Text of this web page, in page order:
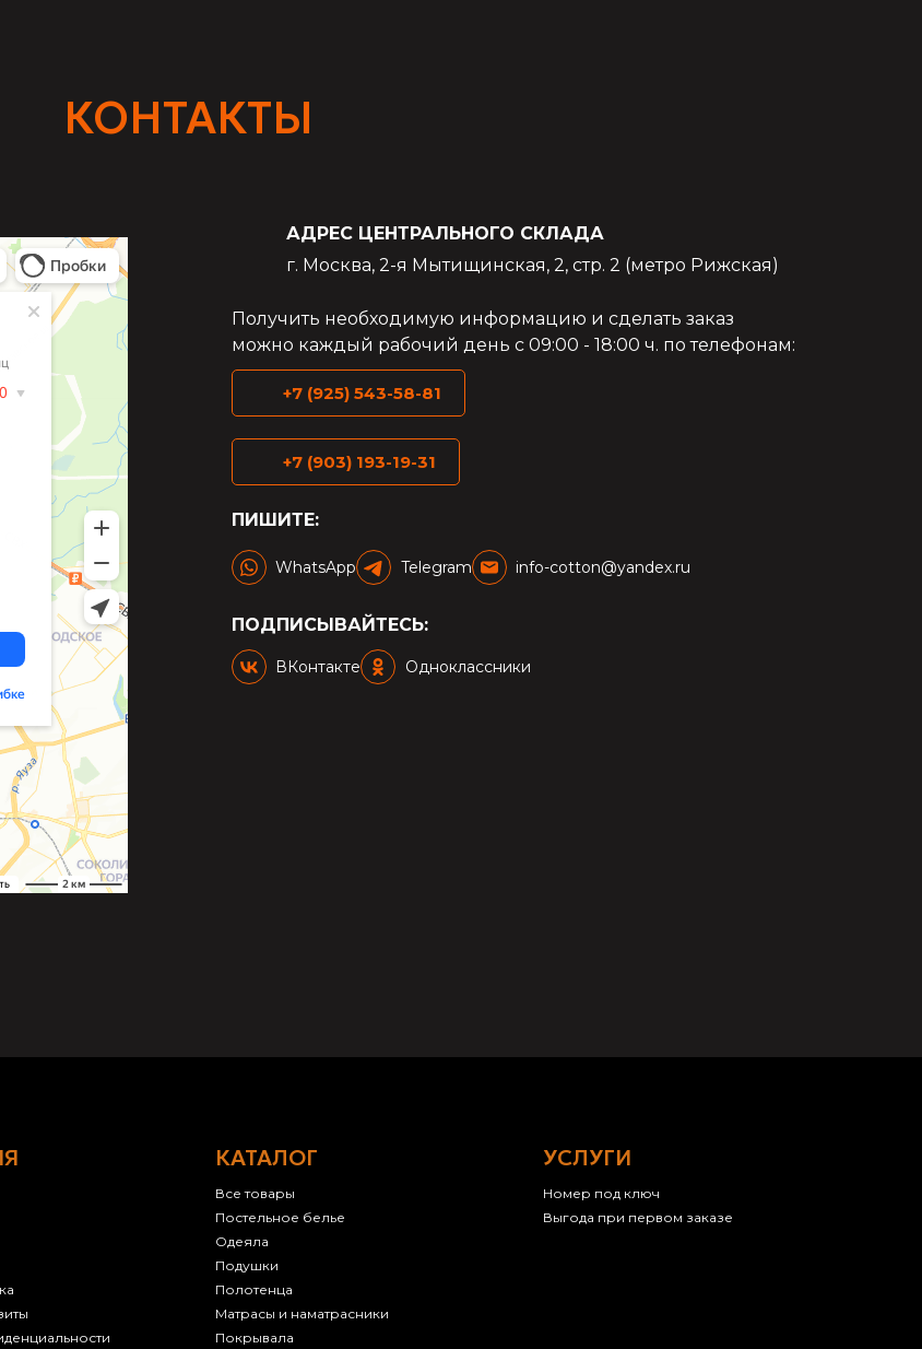
КОНТАКТЫ
АДРЕС ЦЕНТРАЛЬНОГО СКЛАДА
г. Москва, 2-я Мытищинская, 2, стр. 2 (метро Рижская)
Получить необходимую информацию и сделать заказ
можно каждый рабочий день с 09:00 - 18:00 ч. по телефонам:
+7 (925) 543-58-81
+7 (903) 193-19-31
ПИШИТЕ:
WhatsApp Telegram info-cotton@yandex.ru
ПОДПИСЫВАЙТЕСЬ:
ВКонтакте Одноклассники
КАТАЛОГ
Все товары
Постельное белье
Одеяла
Подушки
Полотенца
Матрасы и наматрасники
Покрывала
УСЛУГИ
Номер под ключ
Выгода при первом заказе